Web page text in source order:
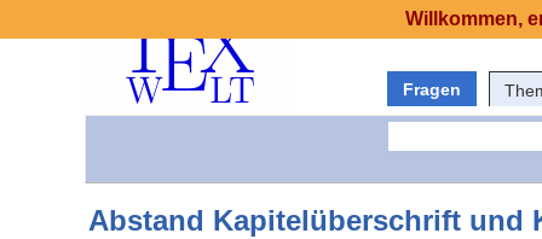
Fragen
Abstand Kapitelüberschrift und
Willkommen,